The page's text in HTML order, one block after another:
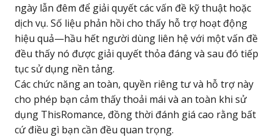
ngày lẫn đêm để giải quyết các vấn đề kỹ thuật hoặc
dịch vụ. Số liệu phản hồi cho thấy hỗ trợ hoạt động
hiệu quả—hầu hết người dùng liên hệ với một vấn đề
đều thấy nó được giải quyết thỏa đáng và sau đó tiếp
tục sử dụng nền tảng.
Các chức năng an toàn, quyền riêng tư và hỗ trợ này
cho phép bạn cảm thấy thoải mái và an toàn khi sử
dụng ThisRomance, đồng thời đánh giá cao rằng bất
cứ điều gì bạn cần đều quan trọng.